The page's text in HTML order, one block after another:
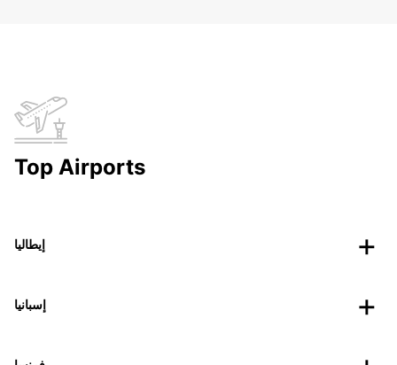
Top Airports
إيطاليا
إسبانيا